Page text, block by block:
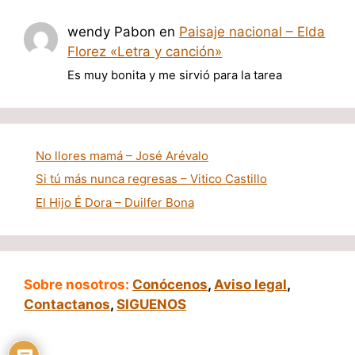
wendy Pabon en Paisaje nacional – Elda
Florez «Letra y canción»
Es muy bonita y me sirvió para la tarea
No llores mamá – José Arévalo
Si tú más nunca regresas – Vitico Castillo
El Hijo É Dora – Duilfer Bona
Sobre nosotros: Conócenos, Aviso legal,
Contactanos, SIGUENOS